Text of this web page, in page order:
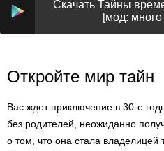
Скачать Тайны
[мод: много
Откройте мир тайн
Вас ждет приключение в 30-е
без родителей, неожиданно
о том, что она стала владелицей